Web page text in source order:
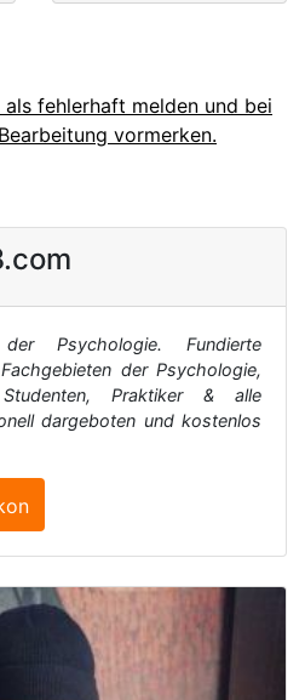
fehlerhaft melden und bei
vormerken.
Psychologie. Fundierte
der Psychologie,
Praktiker & alle
dargeboten und kostenlos